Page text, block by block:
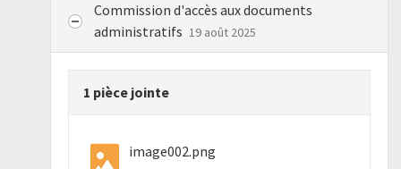
Commission d'accès aux documents
administratifs 19 août 2025
1 pièce jointe
image002.png